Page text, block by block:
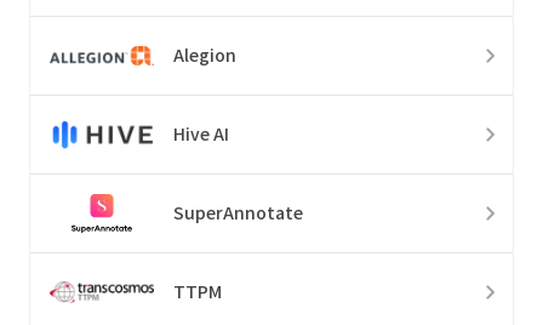
Alegion
Hive AI
SuperAnnotate
TTPM